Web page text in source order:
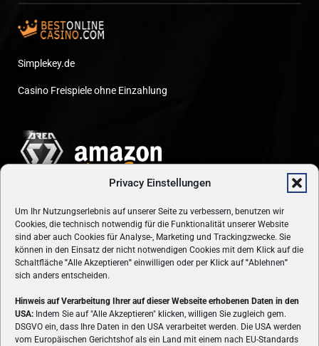
Privacy Einstellungen
Um Ihr Nutzungserlebnis auf unserer Seite zu verbessern, benutzen wir
Cookies, die technisch notwendig für die Funktionalität unserer Website
sind aber auch Cookies für Analyse-, Marketing und Trackingzwecke. Sie
können in den Einsatz der nicht notwendigen Cookies mit dem Klick auf die
Schaltfläche "Alle Akzeptieren" einwilligen oder per Klick auf"Ablehnen"
sich anders entscheiden.
Hinweis auf Verarbeitung Ihrer auf dieser Webseite erhobenen Daten in den
USA: Indem Sie auf "Alle Akzeptieren" klicken, willigen Sie zugleich gem.
DSGVO ein, dass Ihre Daten in den USA verarbeitet werden. Die USA werden
vom Europäischen Gerichtshof als ein Land mit einem nach EU-Standards
Simplekey.de
Casino Freispiele ohne Einzahlung
ÜBER UNS